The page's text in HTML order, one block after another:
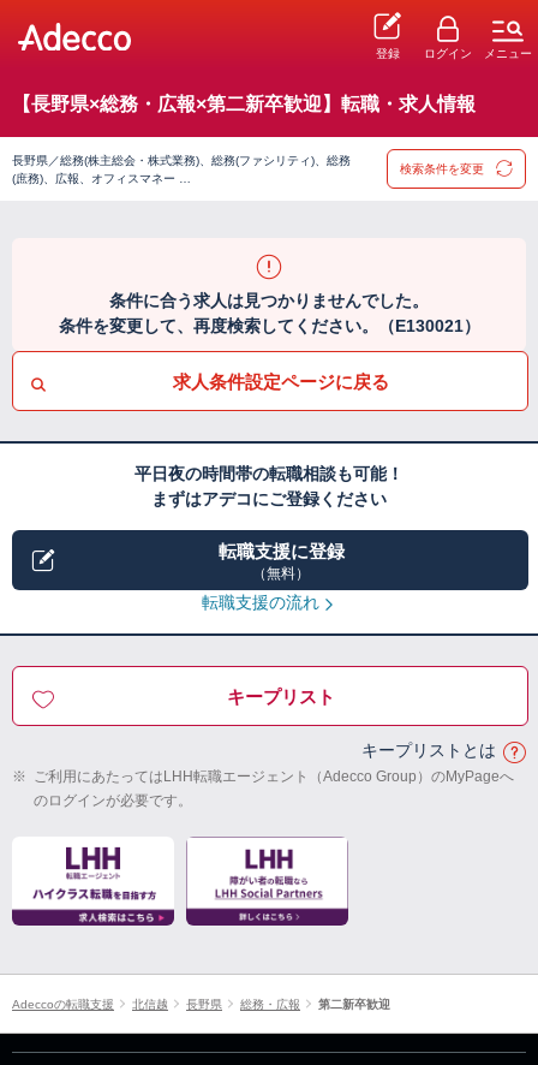
登録 ログイン メニュー
【長野県×総務・広報×第二新卒歓迎】転職・求人情報
長野県／総務(株主総会・株式業務)、総務(ファシリティ)、総務
(庶務)、広報、オフィスマネー …
検索条件を変更
条件に合う求人は見つかりませんでした。
条件を変更して、再度検索してください。（E130021）
求人条件設定ページに戻る
平日夜の時間帯の転職相談も可能！
まずはアデコにご登録ください
転職支援に登録
（無料）
転職支援の流れ
キープリスト
キープリストとは
※ ご利用にあたってはLHH転職エージェント（Adecco Group）のMyPageへ
のログインが必要です。
Adeccoの転職支援 北信越 長野県 総務・広報 第二新卒歓迎